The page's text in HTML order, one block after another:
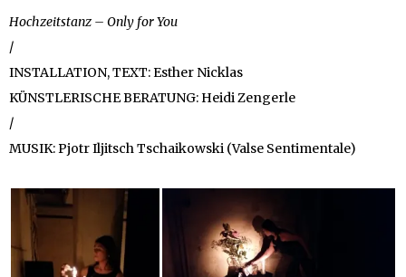
Hochzeitstanz – Only for You
/
INSTALLATION, TEXT: Esther Nicklas
KÜNSTLERISCHE BERATUNG: Heidi Zengerle
/
MUSIK: Pjotr Iljitsch Tschaikowski (Valse Sentimentale)